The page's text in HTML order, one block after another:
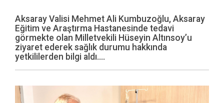
Aksaray Valisi Mehmet Ali Kumbuzoğlu, Aksaray
Eğitim ve Araştırma Hastanesinde tedavi
görmekte olan Milletvekili Hüseyin Altınsoy’u
ziyaret ederek sağlık durumu hakkında
yetkililerden bilgi aldı....